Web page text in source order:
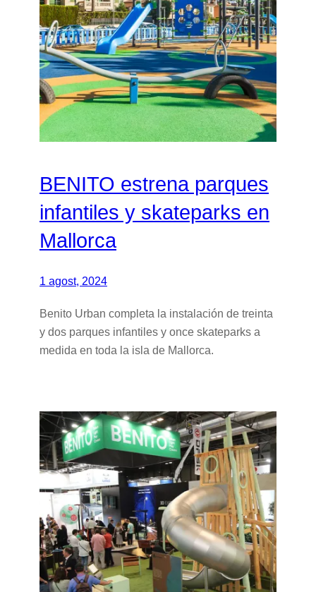
BENITO estrena parques
infantiles y skateparks en
Mallorca
1 agost, 2024
Benito Urban completa la instalación de treinta
y dos parques infantiles y once skateparks a
medida en toda la isla de Mallorca.